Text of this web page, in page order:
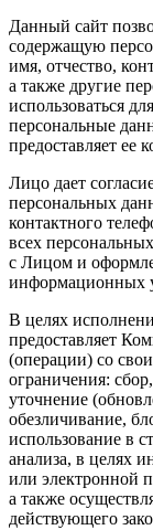
Данный сайт
содержащую
имя, отчество,
а также другие
использоваться
персональные
предоставляет ее
Лицо дает
персональных
контактного
всех
с Лицом и
информационных
В целях
предоставляет
(операции) со
ограничения:
уточнение
обезличивание,
использование в
анализа, в целях
или электронной
а также
действующего